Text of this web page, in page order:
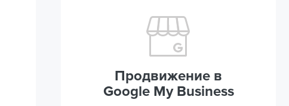
Продвижение в
Google My Business